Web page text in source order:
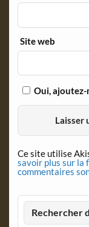
Site web
Oui,
Ce site utilise
savoir plus sur la
commentaires
Rechercher